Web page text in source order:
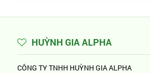
HUỲNH GIA ALPHA
CÔNG TY TNHH HUỲNH GIA ALPHA